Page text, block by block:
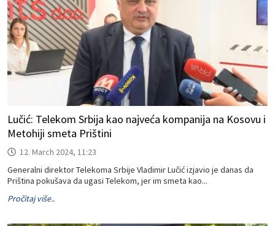
Lučić: Telekom Srbija kao najveća kompanija na Kosovu i
Metohiji smeta Prištini
12. March 2024, 11:23
Generalni direktor Telekoma Srbije Vladimir Lučić izjavio je danas da
Priština pokušava da ugasi Telekom, jer im smeta kao...
Pročitaj više..